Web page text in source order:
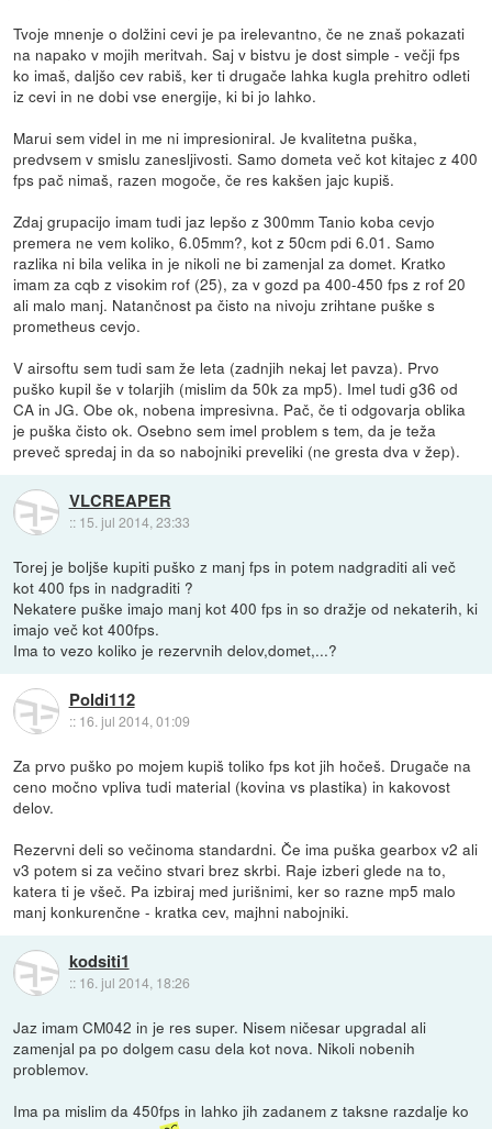
Tvoje mnenje o dolžini cevi je pa irelevantno, če ne znaš pokazati
na napako v mojih meritvah. Saj v bistvu je dost simple - večji fps
ko imaš, daljšo cev rabiš, ker ti drugače lahka kugla prehitro odleti
iz cevi in ne dobi vse energije, ki bi jo lahko.
Marui sem videl in me ni impresioniral. Je kvalitetna puška,
predvsem v smislu zanesljivosti. Samo dometa več kot kitajec z 400
fps pač nimaš, razen mogoče, če res kakšen jajc kupiš.
Zdaj grupacijo imam tudi jaz lepšo z 300mm Tanio koba cevjo
premera ne vem koliko, 6.05mm?, kot z 50cm pdi 6.01. Samo
razlika ni bila velika in je nikoli ne bi zamenjal za domet. Kratko
imam za cqb z visokim rof (25), za v gozd pa 400-450 fps z rof 20
ali malo manj. Natančnost pa čisto na nivoju zrihtane puške s
prometheus cevjo.
V airsoftu sem tudi sam že leta (zadnjih nekaj let pavza). Prvo
puško kupil še v tolarjih (mislim da 50k za mp5). Imel tudi g36 od
CA in JG. Obe ok, nobena impresivna. Pač, če ti odgovarja oblika
je puška čisto ok. Osebno sem imel problem s tem, da je teža
preveč spredaj in da so nabojniki preveliki (ne gresta dva v žep).
VLCREAPER
:: 15. jul 2014, 23:33
Torej je boljše kupiti puško z manj fps in potem nadgraditi ali več
kot 400 fps in nadgraditi ?
Nekatere puške imajo manj kot 400 fps in so dražje od nekaterih, ki
imajo več kot 400fps.
Ima to vezo koliko je rezervnih delov,domet,...?
Poldi112
:: 16. jul 2014, 01:09
Za prvo puško po mojem kupiš toliko fps kot jih hočeš. Drugače na
ceno močno vpliva tudi material (kovina vs plastika) in kakovost
delov.
Rezervni deli so večinoma standardni. Če ima puška gearbox v2 ali
v3 potem si za večino stvari brez skrbi. Raje izberi glede na to,
katera ti je všeč. Pa izbiraj med jurišnimi, ker so razne mp5 malo
manj konkurenčne - kratka cev, majhni nabojniki.
kodsiti1
:: 16. jul 2014, 18:26
Jaz imam CM042 in je res super. Nisem ničesar upgradal ali
zamenjal pa po dolgem casu dela kot nova. Nikoli nobenih
problemov.
Ima pa mislim da 450fps in lahko jih zadanem z taksne razdalje ko